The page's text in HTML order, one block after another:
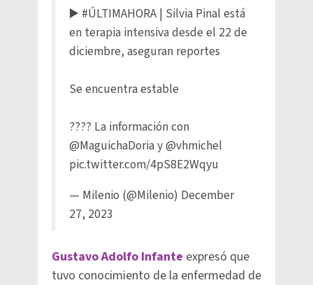
▶️ #ÚLTIMAHORA | Silvia Pinal está
en terapia intensiva desde el 22 de
diciembre, aseguran reportes
Se encuentra estable
???? La información con
@MaguichaDoriay@vhmichel
pic.twitter.com/4pS8E2Wqyu
— Milenio (@Milenio) December
27, 2023
Gustavo Adolfo Infante expresó que
tuvo conocimiento de la enfermedad de